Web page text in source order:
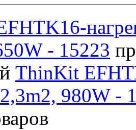
- 15223
ThinKit
980W -